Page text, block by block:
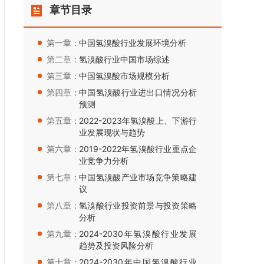
章节目录
第一章：中国氢溴酸行业发展环境分析
第二章：氢溴酸行业中国市场综述
第三章：中国氢溴酸市场规模分析
第四章：中国氢溴酸行业进出口情况分析
预测
第五章： 2022-2023年氢溴酸上、下游行
业发展现状与趋势
第六章： 2019-2022年氢溴酸行业重点企
业竞争力分析
第七章：中国氢溴酸产业市场竞争策略建
议
第八章：氢溴酸行业投资前景与投资策略
分析
第九章： 2024-2030年氢溴酸行业发展
趋势及投资风险分析